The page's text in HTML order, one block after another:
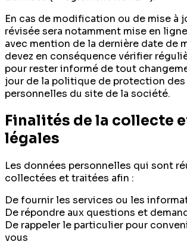
En cas de modification ou de mise à
révisée sera notamment mise en
avec mention de la dernière date de
devez en conséquence vérifier
pour rester informé de tout
jour de la politique de protection des
personnelles du site de la société.
Finalités de la collecte
légales
Les données personnelles qui sont
collectées et traitées afin :
De fournir les services ou les
De répondre aux questions et
De rappeler le particulier pour
vous